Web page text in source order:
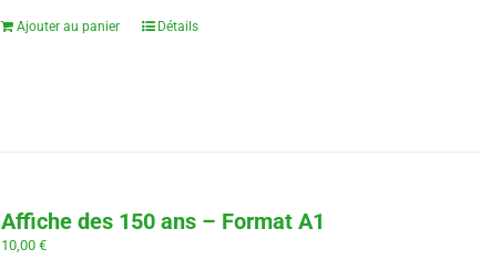
Ajouter au panier Détails
Affiche des 150 ans – Format A1
10,00€